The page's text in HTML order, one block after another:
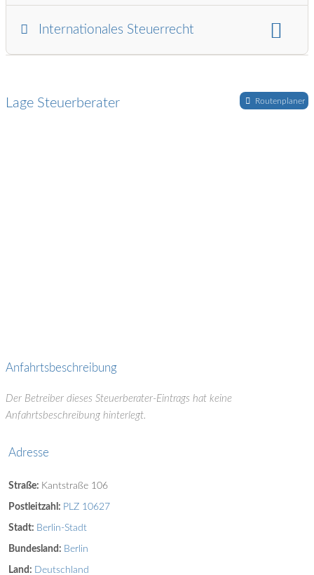
Internationales Steuerrecht
Lage Steuerberater Routenplaner
Anfahrtsbeschreibung
Der Betreiber dieses Steuerberater-Eintrags hat keine
Anfahrtsbeschreibung hinterlegt.
Adresse
Straße: Kantstraße 106
Postleitzahl: PLZ 10627
Stadt: Berlin-Stadt
Bundesland: Berlin
Land: Deutschland